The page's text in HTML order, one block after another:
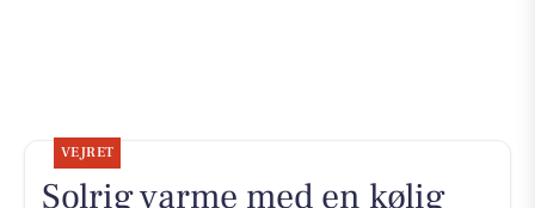
VEJRET
Solrig varme med en kølig